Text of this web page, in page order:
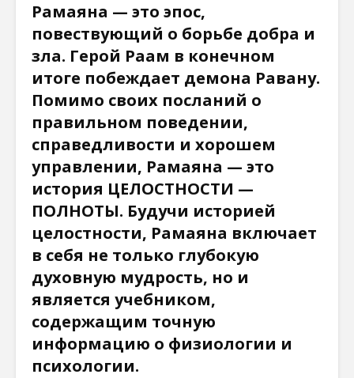
Рамаяна — это эпос,
повествующий о борьбе добра и
зла. Герой Раам в конечном
итоге побеждает демона Равану.
Помимо своих посланий о
правильном поведении,
справедливости и хорошем
управлении, Рамаяна — это
история ЦЕЛОСТНОСТИ —
ПОЛНОТЫ. Будучи историей
целостности, Рамаяна включает
в себя не только глубокую
духовную мудрость, но и
является учебником,
содержащим точную
информацию о физиологии и
психологии.